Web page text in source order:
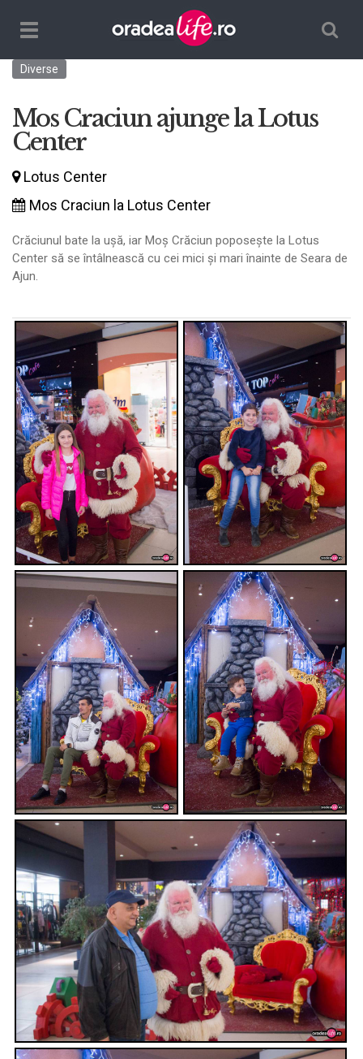
TPL_ORADEALIFE_TOGGLE_NAVIGATION
Diverse
Mos Craciun ajunge la Lotus
Center
Lotus Center
Mos Craciun la Lotus Center
Crăciunul bate la ușă, iar Moș Crăciun poposește la Lotus
Center să se întâlnească cu cei mici și mari înainte de Seara de
Ajun.